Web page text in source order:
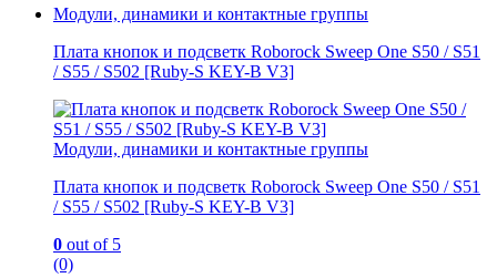
Модули, динамики и контактные группы
Плата кнопок и подсветк Roborock Sweep One S50 / S51
/ S55 / S502 [Ruby-S KEY-B V3]
Модули, динамики и контактные группы
Плата кнопок и подсветк Roborock Sweep One S50 / S51
/ S55 / S502 [Ruby-S KEY-B V3]
0 out of 5
(0)